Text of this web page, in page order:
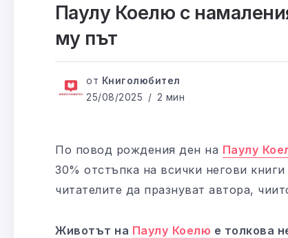
Паулу Коелю с
му път
от Книголюбител
25/08/2025
2 мин
По повод рождения ден на Паулу
30% отстъпка на всички негови
читателите да празнуват автора,
Животът на Паулу Коелю е толкова